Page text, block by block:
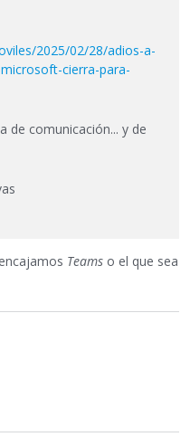
2025/02/28/adios-a-
cierra-para-
de comunicación... y de
Teams o el que sea